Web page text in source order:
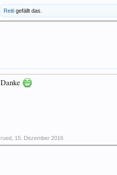
Reiti gefällt das.
Danke
rued 15. Dezember 2016